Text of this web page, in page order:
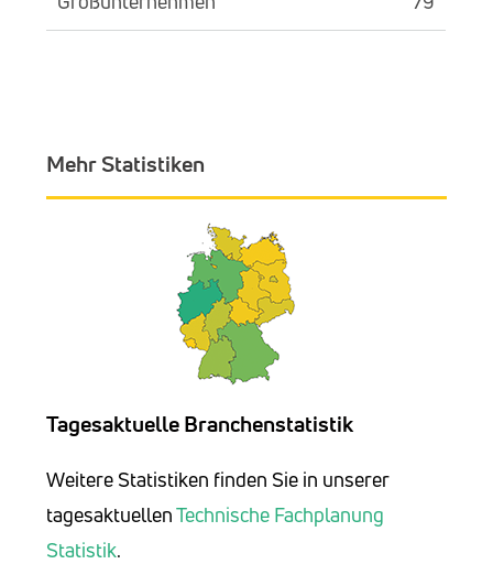
Mehr Statistiken
Tagesaktuelle Branchenstatistik
Weitere Statistiken finden Sie in unserer
tagesaktuellenTechnische Fachplanung
Statistik.